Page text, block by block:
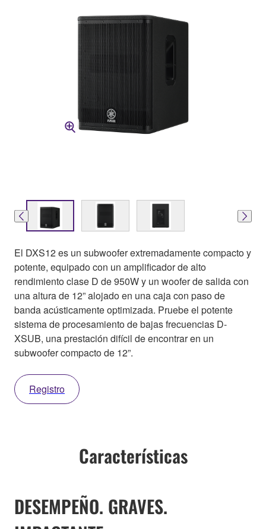
El DXS12 es un subwoofer extremadamente compacto y
potente, equipado con un amplificador de alto
rendimiento clase D de 950W y un woofer de salida con
una altura de 12” alojado en una caja con paso de
banda acústicamente optimizada. Pruebe el potente
sistema de procesamiento de bajas frecuencias D-
XSUB, una prestación difícil de encontrar en un
subwoofer compacto de 12”.
Registro
Características
DESEMPEÑO. GRAVES.